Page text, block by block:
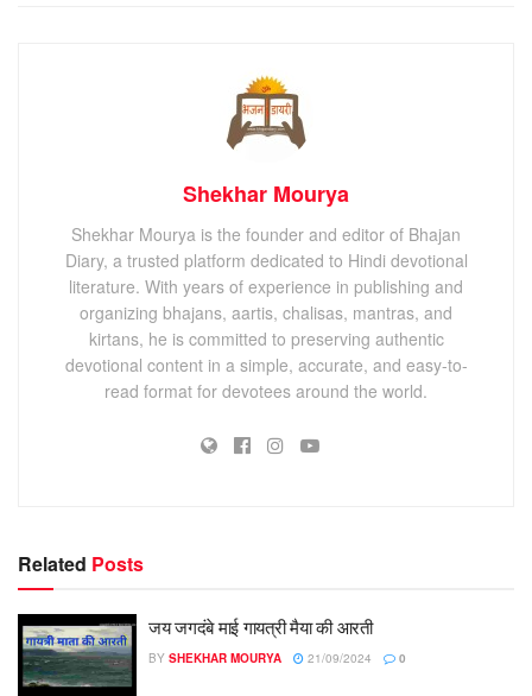
Shekhar Mourya
Shekhar Mourya is the founder and editor of Bhajan
Diary, a trusted platform dedicated to Hindi devotional
literature. With years of experience in publishing and
organizing bhajans, aartis, chalisas, mantras, and
kirtans, he is committed to preserving authentic
devotional content in a simple, accurate, and easy-to-
read format for devotees around the world.
Related Posts
जय जगदंबे माई गायत्री मैया की आरती
BY SHEKHAR MOURYA 21/09/2024 0